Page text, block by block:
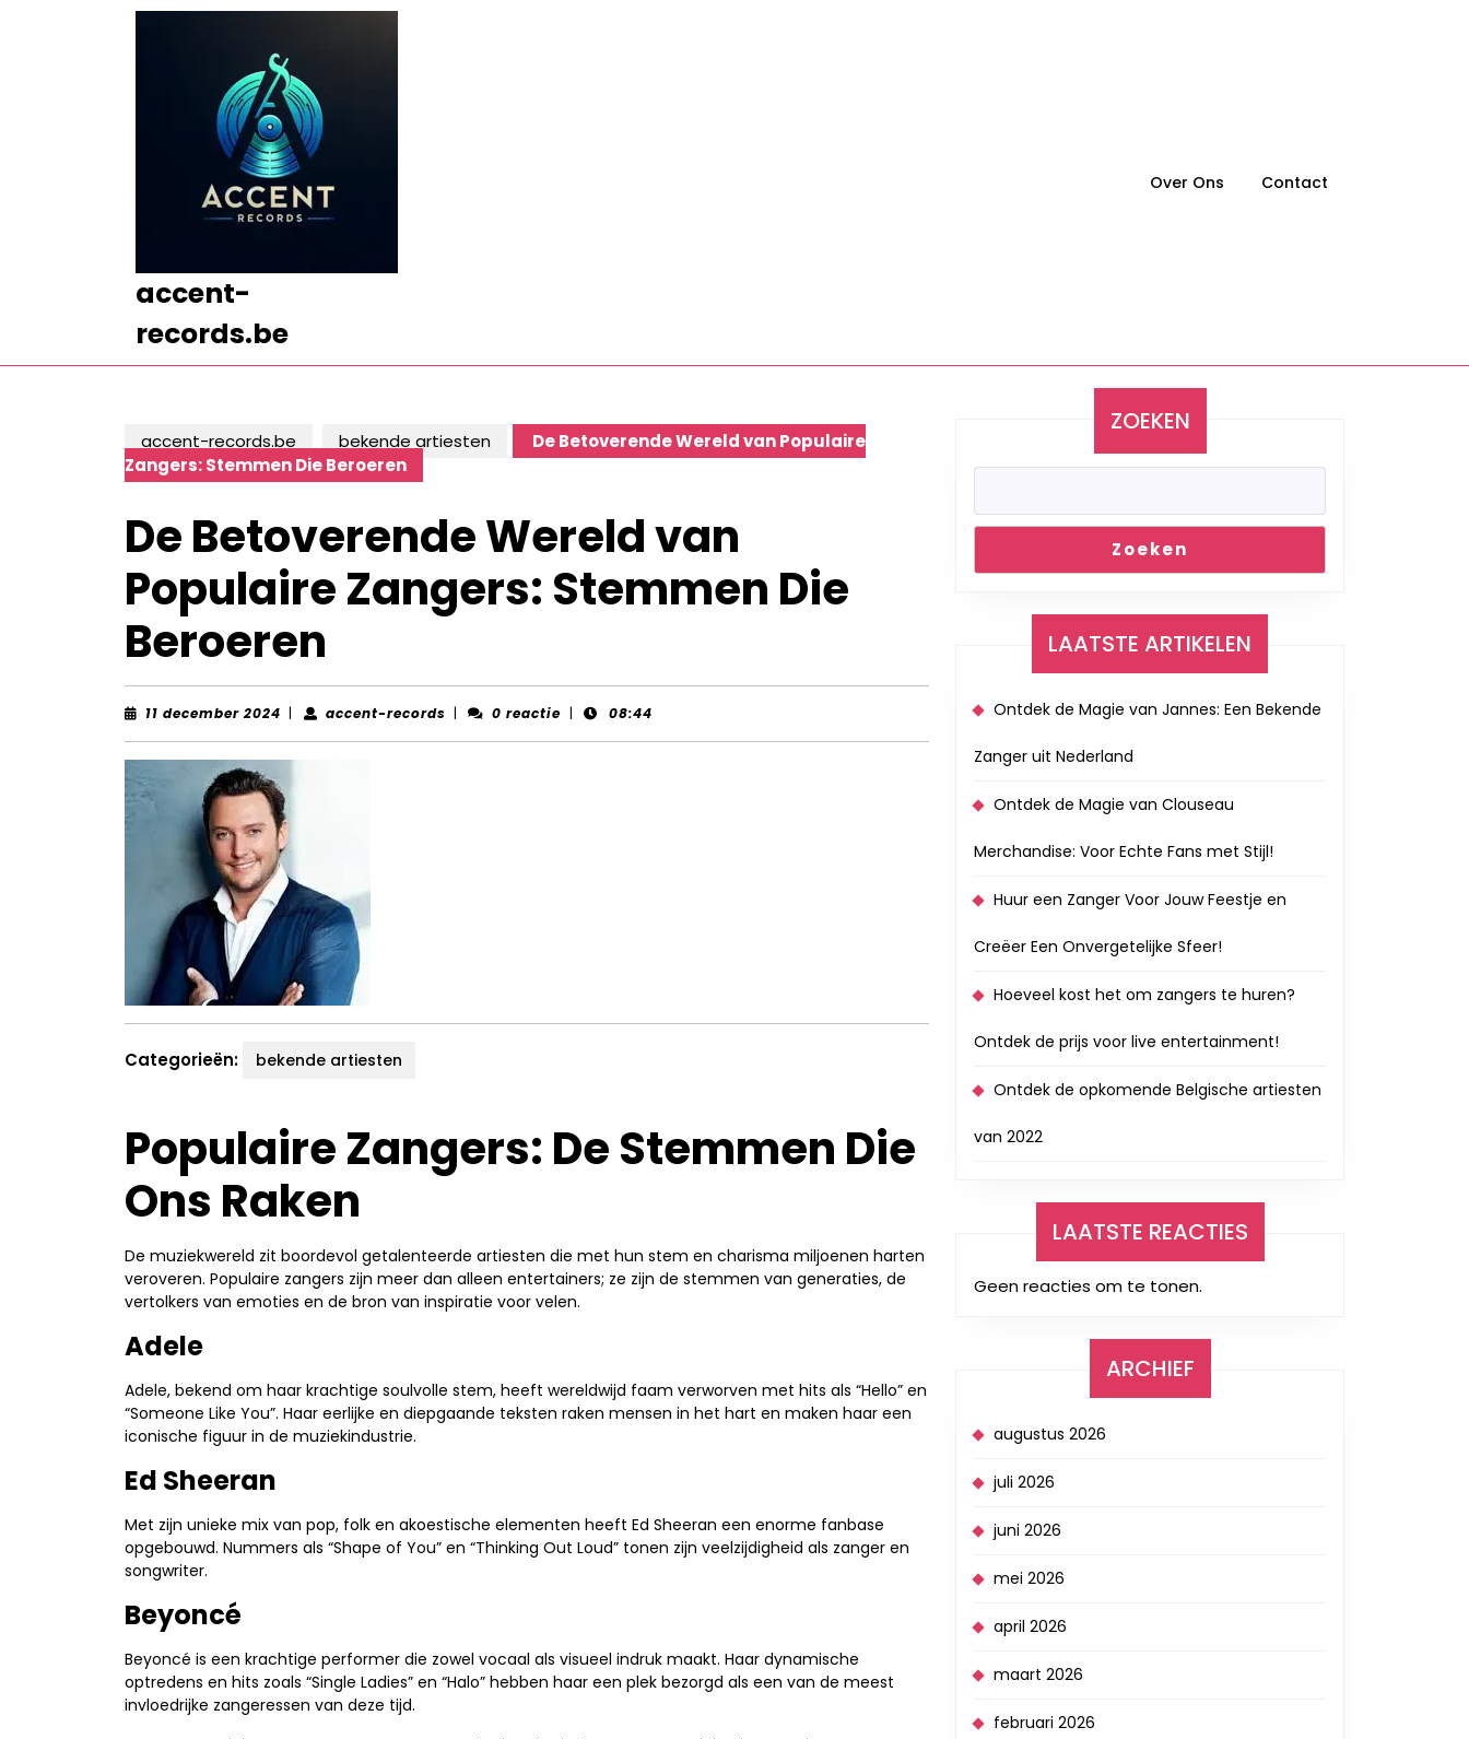
accent-
records.be
Over Ons Contact
accent-records.be bekende artiesten
De Betoverende Wereld van Populaire
Zangers: Stemmen Die Beroeren
De Betoverende Wereld van
Populaire Zangers: Stemmen Die
Beroeren
11 december 2024 11| accent-records accent-
| 0 reactie | 08:44
Categorieën: bekende artiesten
Populaire Zangers: De Stemmen Die
Ons Raken
De muziekwereld zit boordevol getalenteerde artiesten die met hun stem en charisma miljoenen harten
veroveren. Populaire zangers zijn meer dan alleen entertainers; ze zijn de stemmen van generaties, de
vertolkers van emoties en de bron van inspiratie voor velen.
Adele
Adele, bekend om haar krachtige soulvolle stem, heeft wereldwijd faam verworven met hits als “Hello” en
“Someone Like You”. Haar eerlijke en diepgaande teksten raken mensen in het hart en maken haar een
iconische figuur in de muziekindustrie.
Ed Sheeran
Met zijn unieke mix van pop, folk en akoestische elementen heeft Ed Sheeran een enorme fanbase
opgebouwd. Nummers als “Shape of You” en “Thinking Out Loud” tonen zijn veelzijdigheid als zanger en
songwriter.
Beyoncé
Beyoncé is een krachtige performer die zowel vocaal als visueel indruk maakt. Haar dynamische
optredens en hits zoals “Single Ladies” en “Halo” hebben haar een plek bezorgd als een van de meest
invloedrijke zangeressen van deze tijd.
ZOEKEN
Zoeken
LAATSTE ARTIKELEN
Ontdek de Magie van Jannes: Een Bekende
Zanger uit Nederland
Ontdek de Magie van Clouseau
Merchandise: Voor Echte Fans met Stijl!
Huur een Zanger Voor Jouw Feestje en
Creëer Een Onvergetelijke Sfeer!
Hoeveel kost het om zangers te huren?
Ontdek de prijs voor live entertainment!
Ontdek de opkomende Belgische artiesten
van 2022
LAATSTE REACTIES
Geen reacties om te tonen.
ARCHIEF
augustus 2026
juli 2026
juni 2026
mei 2026
april 2026
maart 2026
februari 2026